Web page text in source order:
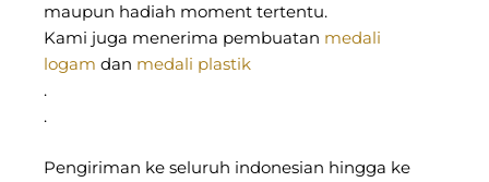
maupun hadiah moment tertentu.
Kami juga menerima pembuatan medali
logam dan medali plastik
.
.
Pengiriman ke seluruh indonesian hingga ke